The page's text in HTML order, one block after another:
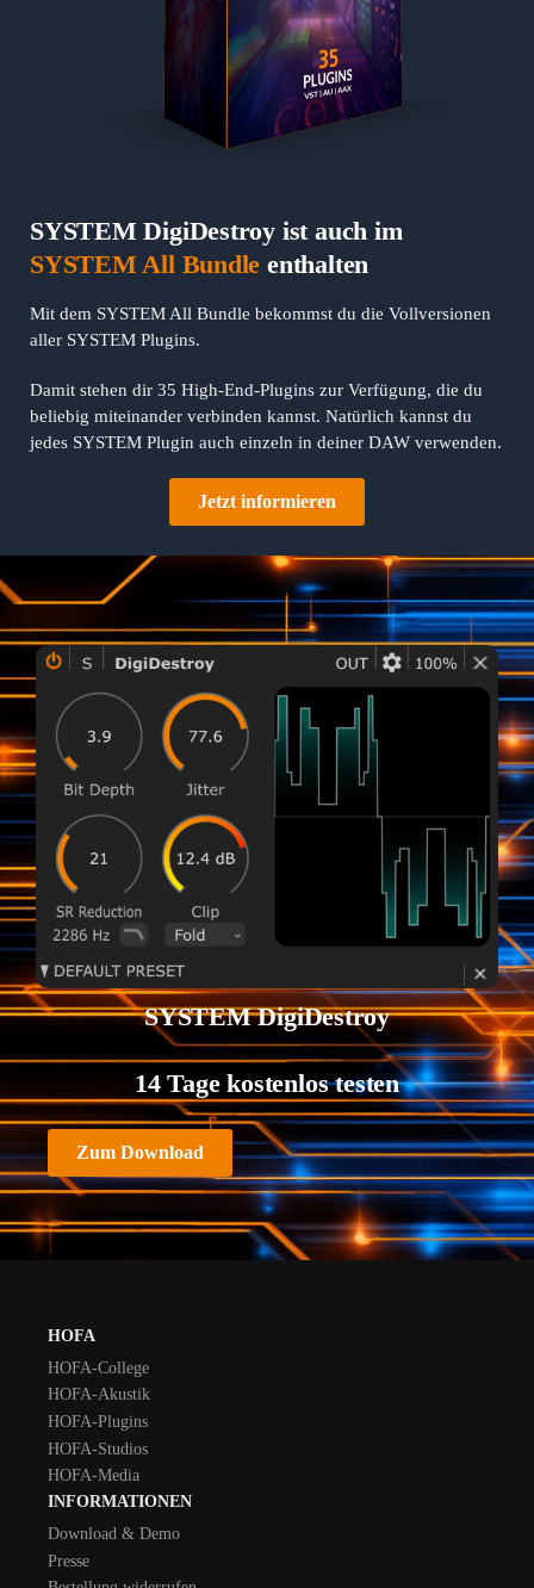
SYSTEM DigiDestroy ist auch im
SYSTEM All Bundle enthalten
Mit dem SYSTEM All Bundle bekommst du die Vollversionen
aller SYSTEM Plugins.
Damit stehen dir 35 High-End-Plugins zur Verfügung, die du
beliebig miteinander verbinden kannst. Natürlich kannst du
jedes SYSTEM Plugin auch einzeln in deiner DAW verwenden.
Jetzt informieren
SYSTEM DigiDestroy
14 Tage kostenlos testen
Zum Download
HOFA
HOFA-College
HOFA-Akustik
HOFA-Plugins
HOFA-Studios
HOFA-Media
INFORMATIONEN
Download & Demo
Presse